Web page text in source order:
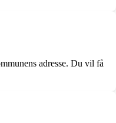
adresse. Du vil få